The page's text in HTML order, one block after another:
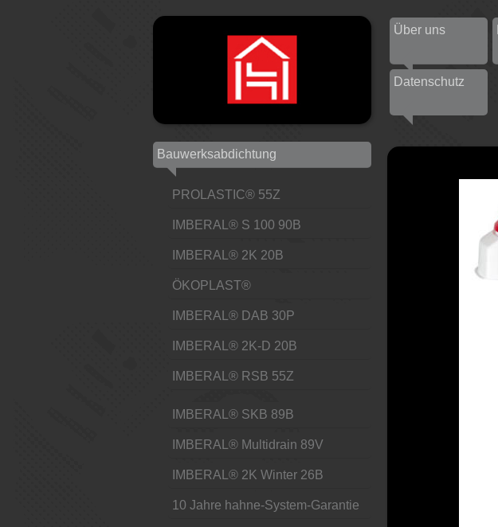
Bauwerksabdichtung
PROLASTIC® 55Z
IMBERAL® S 100 90B
IMBERAL® 2K 20B
ÖKOPLAST®
IMBERAL® DAB 30P
IMBERAL® 2K-D 20B
IMBERAL® RSB 55Z
IMBERAL® SKB 89B
IMBERAL® Multidrain 89V
IMBERAL® 2K Winter 26B
10 Jahre hahne-System-Garantie
Über uns
Datenschutz